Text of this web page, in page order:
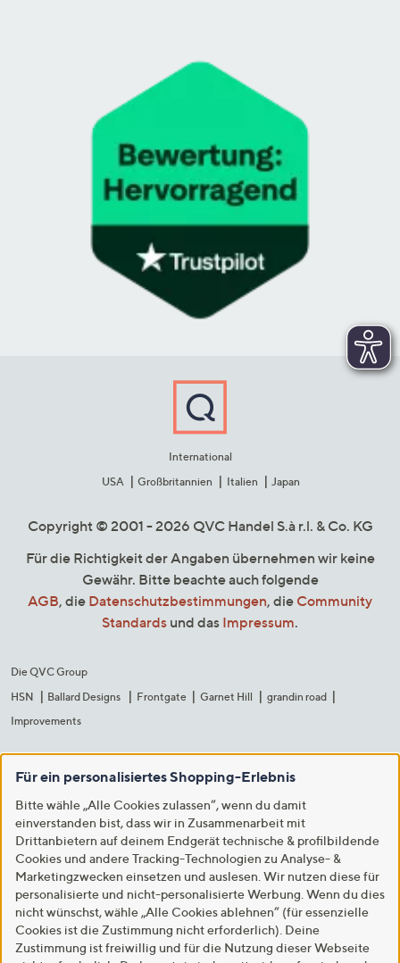
International
USA
Großbritannien Italien Japan
Copyright © 2001 - 2026 QVC Handel S.à r.l. & Co. KG
Für die Richtigkeit der Angaben übernehmen wir keine
Gewähr. Bitte beachte auch folgende
AGB, die Datenschutzbestimmungen, die Community
Standards und das Impressum.
Die QVC Group
HSN
Ballard Designs Frontgate Garnet Hill
grandin road
Improvements
Für ein personalisiertes Shopping-Erlebnis
Bitte wähle „Alle Cookies zulassen“, wenn du damit
einverstanden bist, dass wir in Zusammenarbeit mit
Drittanbietern auf deinem Endgerät technische & profilbildende
Cookies und andere Tracking-Technologien zu Analyse- &
Marketingzwecken einsetzen und auslesen. Wir nutzen diese für
personalisierte und nicht-personalisierte Werbung. Wenn du dies
nicht wünschst, wähle „Alle Cookies ablehnen“ (für essenzielle
Cookies ist die Zustimmung nicht erforderlich). Deine
Zustimmung ist freiwillig und für die Nutzung dieser Webseite